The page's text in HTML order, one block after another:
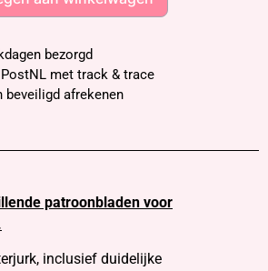
bezorgd
met track & trace
beveiligd afrekenen
patroonbladen voor
inclusief duidelijke